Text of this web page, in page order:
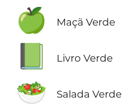
🍏 Maçã Verde
Livro Verde
🥗 Salada Verde